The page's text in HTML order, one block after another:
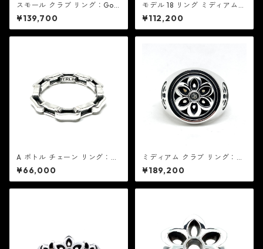
スモール クラブ リング：Goo
d Art HLYWD グッド アート
ハリウッド
¥139,700
モデル 18 リング ミディアム：
Good Art HLYWD グッド ア
ート ハリウッド
¥112,200
A ボトル チェーン リング：G
ood Art HLYWD グッド アー
ト ハリウッド
¥66,000
ミディアム クラブ リング：G
ood Art HLYWD グッド アー
ト ハリウッド
¥189,200